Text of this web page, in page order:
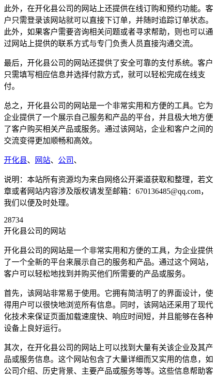
此外，在开化县公司的网站上还提供在线订购和预约功能。客
户只需登录该网站就可以直接下订单，并随时追踪订单状态。
此外，如果客户需要咨询相关问题或者寻求帮助，则也可以通
过网站上提供的联系方式与专门负责人员直接沟通交流。
最后，开化县公司的网站还提供了安全可靠的支付系统。客户
只需填写相应信息并选择付款方式，就可以轻松完成在线支
付。
总之，开化县公司的网站是一个非常实用和方便的工具。它为
企业提供了一个展示自己服务和产品的平台，并且极大地方便
了客户购买相关产品或服务。通过该网站，企业和客户之间的
交流变得更加顺畅和高效。
开化县、 网站、 公司 、
说明：本站所有资源均为来自网络公开渠道获取和整理，若文
章或者网站内容涉及版权请发至邮箱：670136485@qq.com，
我们以便及时处理。
28734
开化县公司的网站
开化县公司的网站是一个非常实用和方便的工具，为企业提供
了一个全新的平台来展示自己的服务和产品。通过这个网站，
客户可以轻松地找到并购买他们所需要的产品或服务。
首先，该网站非常易于使用。它拥有简洁明了的界面设计，使
得用户可以很快地浏览所有信息。同时，该网站还采用了现代
化技术来保证页面加载速度快、响应时间短，并且能够在各种
设备上良好运行。
其次，在开化县公司的网站上可以找到大量有关该企业及其产
品或服务信息。这个网站包含了大量详细而又实用的信息，如
公司介绍、历史背景、主要产品或服务等等。这些信息帮助客